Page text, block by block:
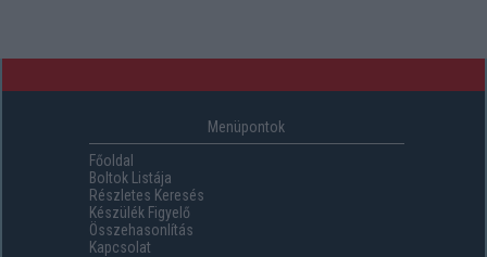
Menüpontok
Főoldal
Boltok Listája
Részletes Keresés
Készülék Figyelő
Összehasonlítás
Kapcsolat